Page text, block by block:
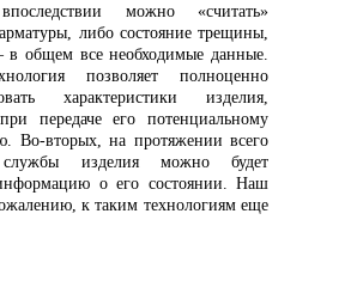
можно «считать»
либо состояние трещины,
в общем все необходимые данные.
позволяет полноценно
характеристики изделия,
передаче его потенциальному
Во-вторых, на протяжении всего
изделия можно будет
о его состоянии. Наш
к таким технологиям еще